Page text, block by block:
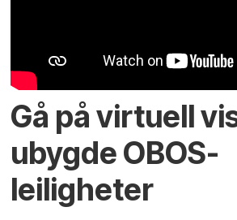
Gå på virtuell
ubygde OBOS-
leiligheter